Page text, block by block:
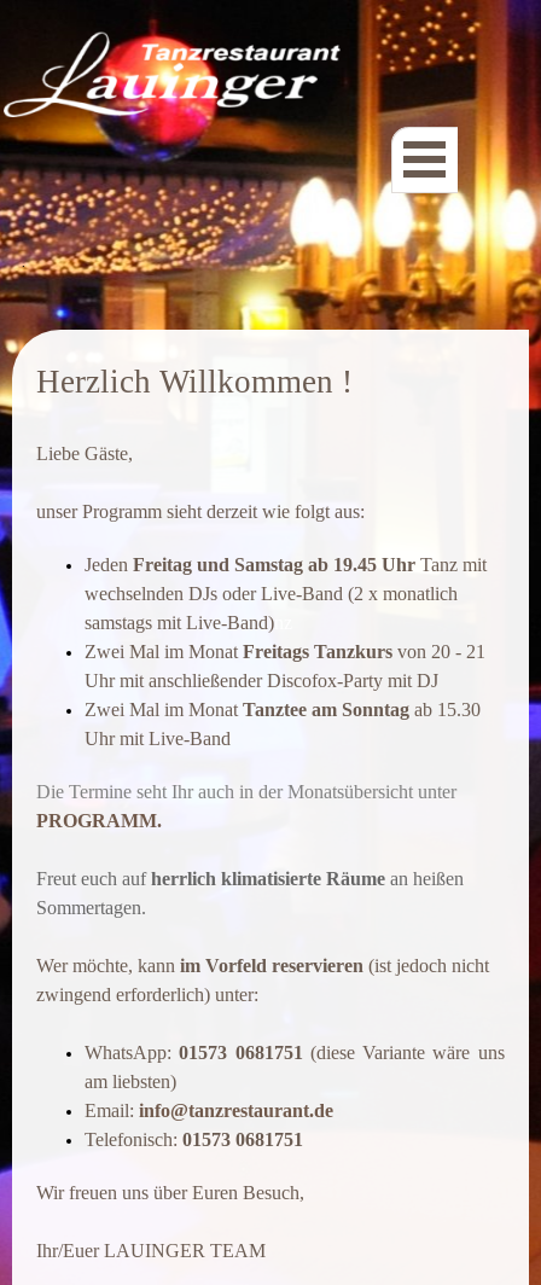
.
Herzlich Willkommen !
Liebe Gäste,
unser Programm sieht derzeit wie folgt aus:
Jeden Freitag und Samstag ab 19.45 Uhr Tanz mit
wechselnden DJs oder Live-Band (2 x monatlich
samstags mit Live-Band)
Zwei Mal im Monat Freitags Tanzkurs von 20 - 21
Uhr mit anschließender Discofox-Party mit DJ
Zwei Mal im Monat Tanztee am Sonntag ab 15.30
Uhr mit Live-Band
Die Termine seht Ihr auch in der Monatsübersicht unter
PROGRAMM.
Freut euch aufherrlich klimatisierte Räume an heißen
Sommertagen.
Wer möchte, kann im Vorfeld reservieren (ist jedoch nicht
zwingend erforderlich) unter:
WhatsApp: 01573 0681751 (diese Variante wäre uns
am liebsten)
Email: info@tanzrestaurant.de
Telefonisch: 01573 0681751
Wir freuen uns über Euren Besuch,
Ihr/Euer LAUINGER TEAM